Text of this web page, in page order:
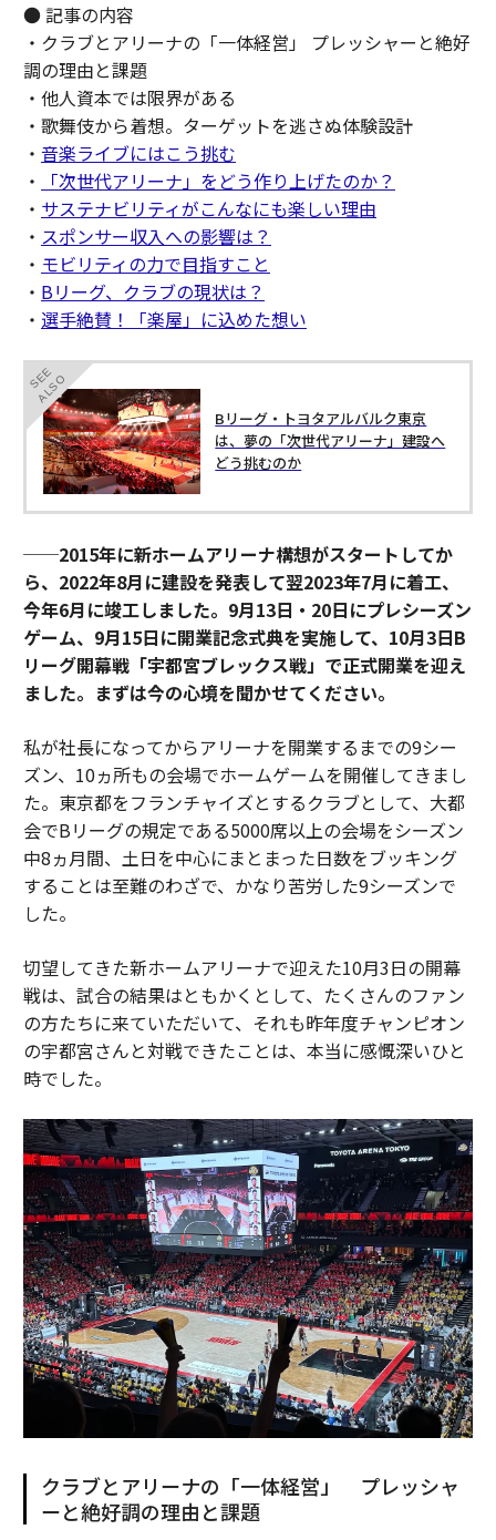
● 記事の内容
・クラブとアリーナの「一体経営」 プレッシャーと絶好
調の理由と課題
・他人資本では限界がある
・歌舞伎から着想。ターゲットを逃さぬ体験設計
・ 音楽ライブにはこう挑む
・
「次世代アリーナ」をどう作り上げたのか？
・ サステナビリティがこんなにも楽しい理由
・ スポンサー収入への影響は？
・ モビリティの力で目指すこと
・ Bリーグ、クラブの現状は？
・ 選手絶賛！「楽屋」に込めた想い
SEE
ALSO
Bリーグ・トヨタアルバルク東京
は、夢の「次世代アリーナ」建設へ
どう挑むのか
──2015年に新ホームアリーナ構想がスタートしてか
ら、2022年8月に建設を発表して翌2023年7月に着工、
今年6月に竣工しました。9月13日・20日にプレシーズン
ゲーム、9月15日に開業記念式典を実施して、10月3日B
リーグ開幕戦「宇都宮ブレックス戦」で正式開業を迎え
ました。まずは今の心境を聞かせてください。
私が社長になってからアリーナを開業するまでの9シー
ズン、10ヵ所もの会場でホームゲームを開催してきまし
た。東京都をフランチャイズとするクラブとして、大都
会でBリーグの規定である5000席以上の会場をシーズン
中8ヵ月間、土日を中心にまとまった日数をブッキング
することは至難のわざで、かなり苦労した9シーズンで
した。
切望してきた新ホームアリーナで迎えた10月3日の開幕
戦は、試合の結果はともかくとして、たくさんのファン
の方たちに来ていただいて、それも昨年度チャンピオン
の宇都宮さんと対戦できたことは、本当に感慨深いひと
時でした。
クラブとアリーナの「一体経営」 プレッシャ
ーと絶好調の理由と課題